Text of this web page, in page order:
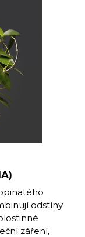
odstíny
záření,